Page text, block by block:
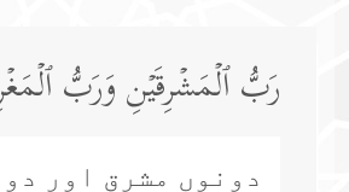
رَبُّ ٱلۡمَشۡرِقَیۡنِ وَرَبُّ
دونوں مشرق اور